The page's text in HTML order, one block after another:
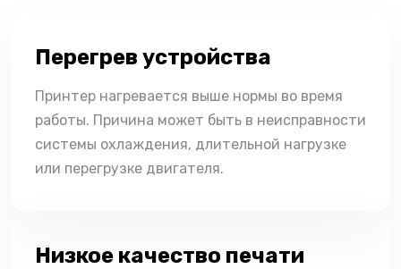
Перегрев устройства
Принтер нагревается выше нормы во время
работы. Причина может быть в неисправности
системы охлаждения, длительной нагрузке
или перегрузке двигателя.
Низкое качество печати